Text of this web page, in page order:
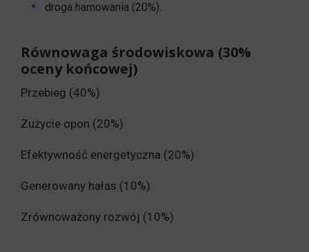
droga hamowania (20%).
Równowaga środowiskowa (30%
oceny końcowej)
Przebieg (40%)
Zużycie opon (20%)
Efektywność energetyczna (20%)
Generowany hałas (10%)
Zrównoważony rozwój (10%)